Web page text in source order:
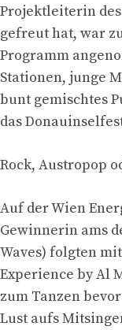
Projektleiterin des
gefreut hat, war
Programm
Stationen, junge
bunt gemischtes
das
Rock, Austropop
Auf der Wien
Gewinnerin ams
Waves) folgten
Experience by Al
zum Tanzen
Lust aufs